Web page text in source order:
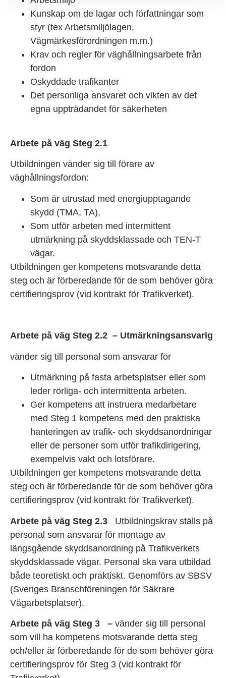
Kunskap om de lagar och författningar som
styr (tex Arbetsmiljölagen,
Vägmärkesförordningen m.m.)
Krav och regler för väghållningsarbete från
fordon
Oskyddade trafikanter
Det personliga ansvaret och vikten av det
egna uppträdandet för säkerheten
Arbete på väg Steg 2.1
Utbildningen vänder sig till förare av
väghållningsfordon:
Som är utrustad med energiupptagande
skydd (TMA, TA),
Som utför arbeten med intermittent
utmärkning på skyddsklassade och TEN-T
vägar.
Utbildningen ger kompetens motsvarande detta
steg och är förberedande för de som behöver göra
certifieringsprov (vid kontrakt för Trafikverket).
Arbete på väg Steg 2.2 – Utmärkningsansvarig
vänder sig till personal som ansvarar för
Utmärkning på fasta arbetsplatser eller som
leder rörliga- och intermittenta arbeten.
Ger kompetens att instruera medarbetare
med Steg 1 kompetens med den praktiska
hanteringen av trafik- och skyddsanordningar
eller de personer som utför trafikdirigering,
exempelvis vakt och lotsförare.
Utbildningen ger kompetens motsvarande detta
steg och är förberedande för de som behöver göra
certifieringsprov (vid kontrakt för Trafikverket).
Arbete på väg Steg 2.3 Utbildningskrav ställs på
personal som ansvarar för montage av
längsgående skyddsanordning på Trafikverkets
skyddsklassade vägar. Personal ska vara utbildad
både teoretiskt och praktiskt. Genomförs av SBSV
(Sveriges Branschföreningen för Säkrare
Vägarbetsplatser).
Arbete på väg Steg 3 – vänder sig till personal
som vill ha kompetens motsvarande detta steg
och/eller är förberedande för de som behöver göra
certifieringsprov för Steg 3 (vid kontrakt för